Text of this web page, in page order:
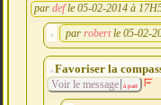
par def le 05-02-2014 à
par robert le 05-02-
Favoriser la
Voir le message
à part